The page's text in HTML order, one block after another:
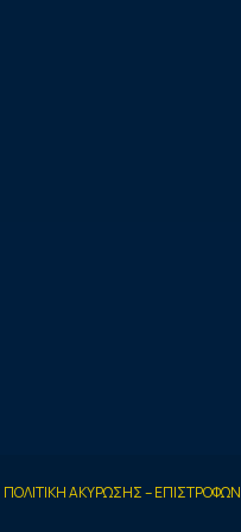
ΠΟΛΙΤΙΚΗ ΑΚΥΡΩΣΗΣ – ΕΠΙΣΤΡΟΦΩΝ